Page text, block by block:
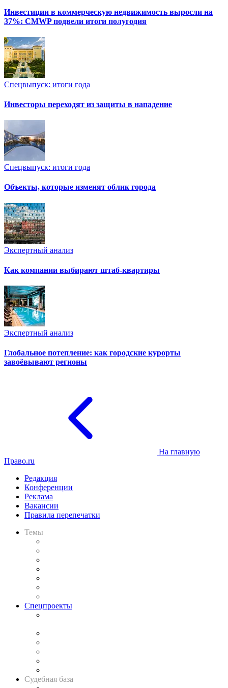
Инвестиции в коммерческую недвижимость выросли на
37%: CMWP подвели итоги полугодия
Спецвыпуск: итоги года
Инвесторы переходят из защиты в нападение
Спецвыпуск: итоги года
Объекты, которые изменят облик города
Экспертный анализ
Как компании выбирают штаб-квартиры
Экспертный анализ
Глобальное потепление: как городские курорты
завоёвывают регионы
На главную
Право.ru
Редакция
Конференции
Реклама
Вакансии
Правила перепечатки
Темы
Спецпроекты
Судебная база